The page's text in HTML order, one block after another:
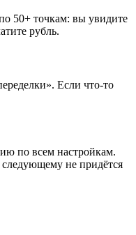
50+ точкам: вы увидите
рубль.
Если что-то
по всем настройкам.
следующему не придётся